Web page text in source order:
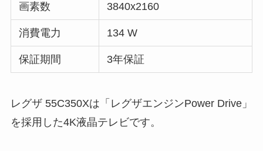
画素数 3840x2160
消費電力 134 W
保証期間 3年保証
レグザ 55C350Xは「レグザエンジンPower Drive」
を採用した4K液晶テレビです。